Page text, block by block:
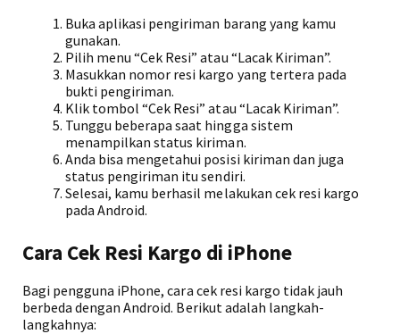
Buka aplikasi pengiriman barang yang kamu
gunakan.
Pilih menu “Cek Resi” atau “Lacak Kiriman”.
Masukkan nomor resi kargo yang tertera pada
bukti pengiriman.
Klik tombol “Cek Resi” atau “Lacak Kiriman”.
Tunggu beberapa saat hingga sistem
menampilkan status kiriman.
Anda bisa mengetahui posisi kiriman dan juga
status pengiriman itu sendiri.
Selesai, kamu berhasil melakukan cek resi kargo
pada Android.
Cara Cek Resi Kargo di iPhone
Bagi pengguna iPhone, cara cek resi kargo tidak jauh
berbeda dengan Android. Berikut adalah langkah-
langkahnya: